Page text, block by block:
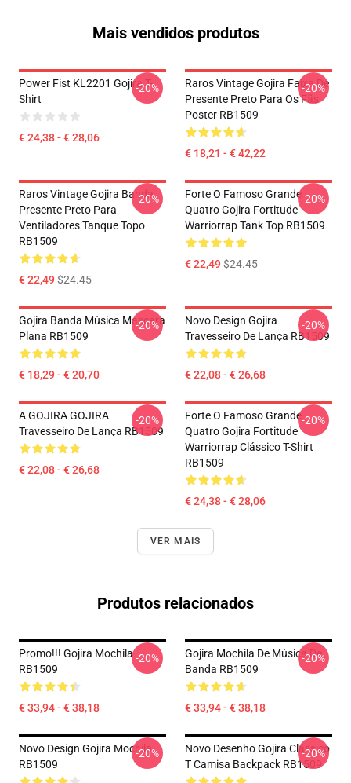
Mais vendidos produtos
Power Fist KL2201 Gojira T-
Shirt
€ 24,38 - € 28,06
-20%
Raros Vintage Gojira Faixa De
Presente Preto Para Os Fãs
Poster RB1509
€ 18,21 - € 42,22
-20%
Raros Vintage Gojira Banda
Presente Preto Para
Ventiladores Tanque Topo
RB1509
€ 22,49$24.45
-20%
Forte O Famoso Grande
Quatro Gojira Fortitude
Warriorrap Tank Top RB1509
€ 22,49$24.45
-20%
Gojira Banda Música Mascara
Plana RB1509
€ 18,29 - € 20,70
-20%
Novo Design Gojira
Travesseiro De Lança RB1509
€ 22,08 - € 26,68
-20%
A GOJIRA GOJIRA
Travesseiro De Lança RB1509
€ 22,08 - € 26,68
-20%
Forte O Famoso Grande
Quatro Gojira Fortitude
Warriorrap Clássico T-Shirt
RB1509
€ 24,38 - € 28,06
-20%
VER MAIS
Produtos relacionados
Promo!!! Gojira Mochila
RB1509
€ 33,94 - € 38,18
-20%
Gojira Mochila De Música De
Banda RB1509
€ 33,94 - € 38,18
-20%
Novo Design Gojira Mochila
RB1509
-20%
Novo Desenho Gojira Clássico
T Camisa Backpack RB1509
-20%